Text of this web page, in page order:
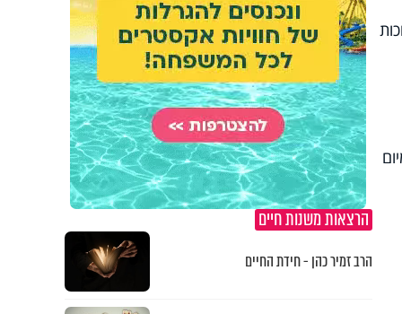
הרצאות משנות חיים
הרב זמיר כהן - חידת החיים